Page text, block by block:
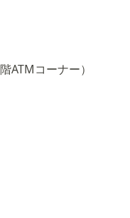
ATMコーナー）